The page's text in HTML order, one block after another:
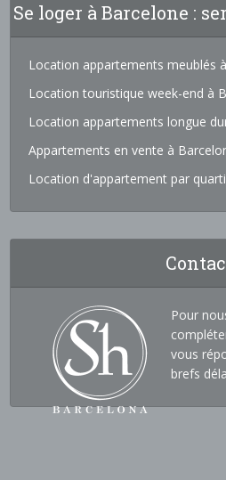
Se loger à Barcelone :
Location appartements meublés
Location touristique week-end à
Location appartements longue
Appartements en vente à
Location d'appartement par
Pour
vous
brefs